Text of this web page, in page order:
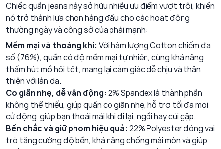
Chiếc quần jeans này sở hữu nhiều ưu điểm vượt trội, khiến
nó trở thành lựa chọn hàng đầu cho các hoạt động
thường ngày và công sở của phái mạnh:
Mềm mại và thoáng khí: Với hàm lượng Cotton chiếm đa
số (76%), quần có độ mềm mại tự nhiên, cùng khả năng
thấm hút mồ hôi tốt, mang lại cảm giác dễ chịu và thân
thiện với làn da.
Co giãn nhẹ, dễ vận động: 2% Spandex là thành phần
không thể thiếu, giúp quần co giãn nhẹ, hỗ trợ tối đa mọi
cử động, giúp bạn thoải mái khi đi lại, ngồi hay cúi gập.
Bền chắc và giữ phom hiệu quả: 22% Polyester đóng vai
trò tăng cường độ bền, khả năng chống mài mòn và giúp